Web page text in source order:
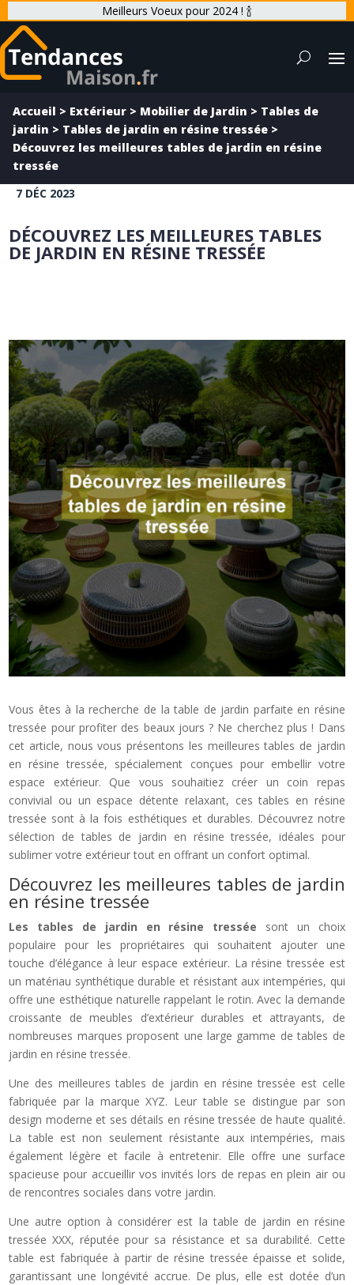
Meilleurs Voeux pour 2024 ! 🍾
Accueil > Extérieur > Mobilier de Jardin > Tables de
jardin > Tables de jardin en résine tressée >
Découvrez les meilleures tables de jardin en résine
tressée
7 DÉC 2023
DÉCOUVREZ LES MEILLEURES TABLES
DE JARDIN EN RÉSINE TRESSÉE
Vous êtes à la recherche de la table de jardin parfaite en résine
tressée pour profiter des beaux jours ? Ne cherchez plus ! Dans
cet article, nous vous présentons les meilleures tables de jardin
en résine tressée, spécialement conçues pour embellir votre
espace extérieur. Que vous souhaitiez créer un coin repas
convivial ou un espace détente relaxant, ces tables en résine
tressée sont à la fois esthétiques et durables. Découvrez notre
sélection de tables de jardin en résine tressée, idéales pour
sublimer votre extérieur tout en offrant un confort optimal.
Découvrez les meilleures tables de jardin
en résine tressée
Les tables de jardin en résine tressée sont un choix
populaire pour les propriétaires qui souhaitent ajouter une
touche d’élégance à leur espace extérieur. La résine tressée est
un matériau synthétique durable et résistant aux intempéries, qui
offre une esthétique naturelle rappelant le rotin. Avec la demande
croissante de meubles d’extérieur durables et attrayants, de
nombreuses marques proposent une large gamme de tables de
jardin en résine tressée.
Une des meilleures tables de jardin en résine tressée est celle
fabriquée par la marque XYZ. Leur table se distingue par son
design moderne et ses détails en résine tressée de haute qualité.
La table est non seulement résistante aux intempéries, mais
également légère et facile à entretenir. Elle offre une surface
spacieuse pour accueillir vos invités lors de repas en plein air ou
de rencontres sociales dans votre jardin.
Une autre option à considérer est la table de jardin en résine
tressée XXX, réputée pour sa résistance et sa durabilité. Cette
table est fabriquée à partir de résine tressée épaisse et solide,
garantissant une longévité accrue. De plus, elle est dotée d’un